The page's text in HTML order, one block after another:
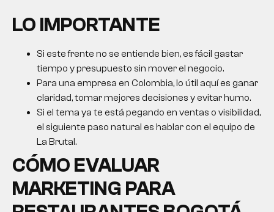
LO IMPORTANTE
Si este frente no se entiende bien, es fácil gastar
tiempo y presupuesto sin mover el negocio.
Para una empresa en Colombia, lo útil aquí es ganar
claridad, tomar mejores decisiones y evitar humo.
Si el tema ya te está pegando en ventas o visibilidad,
el siguiente paso natural es hablar con el equipo de
La Brutal.
CÓMO EVALUAR
MARKETING PARA